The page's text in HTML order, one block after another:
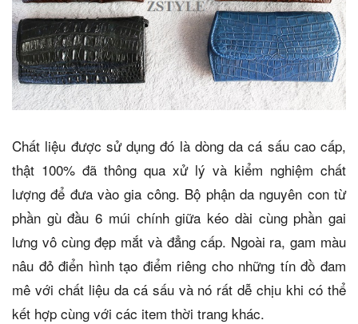
Chất liệu được sử dụng đó là dòng da cá sấu cao cấp,
thật 100% đã thông qua xử lý và kiểm nghiệm chất
lượng để đưa vào gia công. Bộ phận da nguyên con từ
phần gù đầu 6 múi chính giữa kéo dài cùng phần gai
lưng vô cùng đẹp mắt và đẳng cấp. Ngoài ra, gam màu
nâu đỏ điển hình tạo điểm riêng cho những tín đồ đam
mê với chất liệu da cá sấu và nó rất dễ chịu khi có thể
kết hợp cùng với các item thời trang khác.